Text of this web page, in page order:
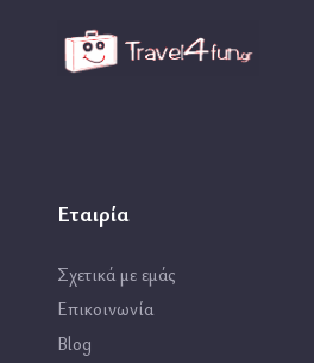
Εταιρία
Σχετικά με εμάς
Επικοινωνία
Blog